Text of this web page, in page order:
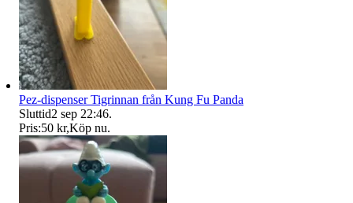
Pez-dispenser Tigrinnan från Kung Fu Panda
Sluttid2 sep 22:46.
Pris:50 kr,Köp nu.